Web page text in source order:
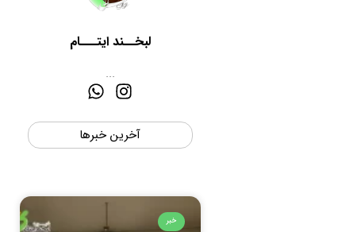
لبخــند ایتـــام
...
آخرین خبرها
خبر